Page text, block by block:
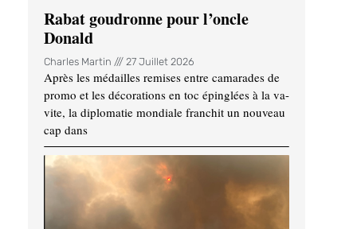
Rabat goudronne pour l’oncle
Donald
Charles Martin 27 Juillet 2026
Après les médailles remises entre camarades de
promo et les décorations en toc épinglées à la va-
vite, la diplomatie mondiale franchit un nouveau
cap dans